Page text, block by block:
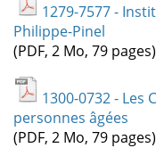
1279-7577 -
Philippe-Pinel
(PDF, 2 Mo, 79 pages)
1300-0732 - Les
personnes âgées
(PDF, 2 Mo, 79 pages)